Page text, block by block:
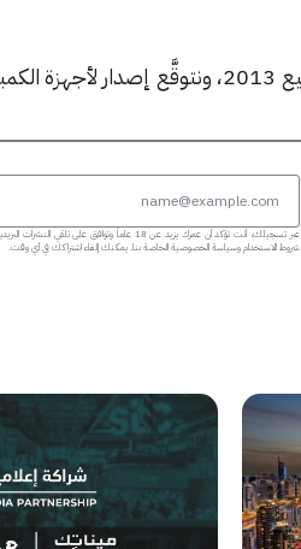
اللعبة قادمة إلى إكس بوكس 360، وبلاي ستايشن 3 في ربيع 2013،
عبر تسجيلك، أنت تؤكد أن عمرك يزيد عن 18 عاماً وتوافق
شروط الاستخدام وسياسة الخصوصية الخاصة بنا. يمكنك إلغاء اشتراكك في أي وقت.